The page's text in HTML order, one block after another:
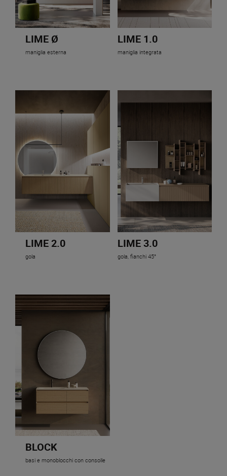
LIME Ø
maniglia esterna
LIME 1.0
maniglia integrata
LIME 2.0
gola
LIME 3.0
gola, fianchi 45°
BLOCK
basi e monoblocchi con consolle